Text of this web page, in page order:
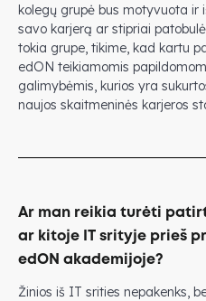
kolegų grupė bus motyvuota ir
savo karjerą ar stipriai
tokia grupe, tikime, kad kartu
edON teikiamomis
galimybėmis, kurios yra
naujos skaitmeninės karjeros
Ar man reikia turėti
ar kitoje IT srityje prieš
edON akademijoje?
Žinios iš IT srities nepakenks,